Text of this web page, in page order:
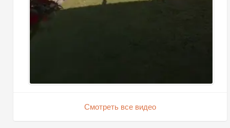
Смотреть все видео